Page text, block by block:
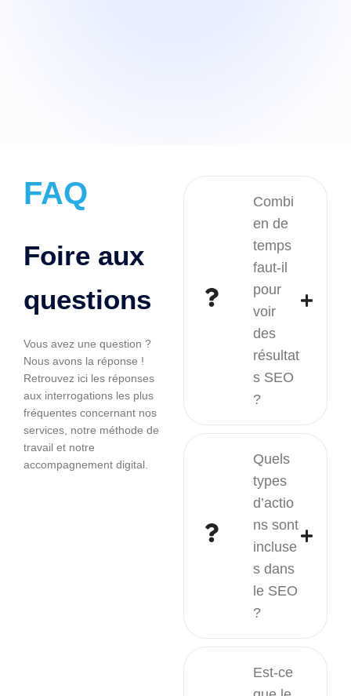
FAQ
Foire aux
questions
Vous avez une question ?
Nous avons la réponse !
Retrouvez ici les réponses
aux interrogations les plus
fréquentes concernant nos
services, notre méthode de
travail et notre
accompagnement digital.
Combi
en de
temps
faut-il
pour
voir
des
résultat
s SEO
?
Quels
types
d’actio
ns sont
incluse
s dans
le SEO
?
Est-ce